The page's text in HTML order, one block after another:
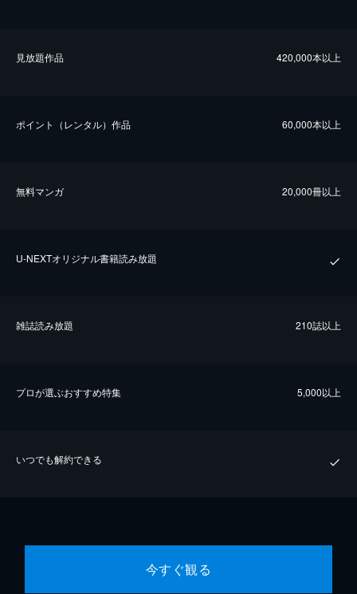
⾒放題作品 420,000本以上
ポイント（レンタル）作品 60,000本以上
無料マンガ 20,000冊以上
U-NEXTオリジナル書籍読み放題
雑誌読み放題 210誌以上
プロが選ぶおすすめ特集 5,000以上
いつでも解約できる
今すぐ観る